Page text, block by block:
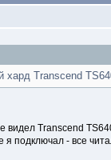
хард Transcend
Transcend
подключал - все